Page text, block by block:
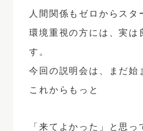
人間関係もゼロからスタ
環境重視の方には、実は
す。
今回の説明会は、まだ始
これからもっと
「来てよかった」と思